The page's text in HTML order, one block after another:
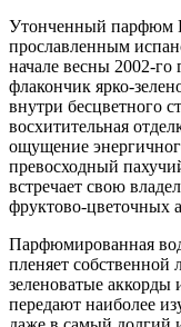
Утонченный парфюм
прославленным
начале весны 2002-
флакончик ярко-
внутри бесцветного
восхитительная
ощущение
превосходный
встречает свою
фруктово-цветочных
Парфюмированная
пленяет собственной
зеленоватые
передают наиболее